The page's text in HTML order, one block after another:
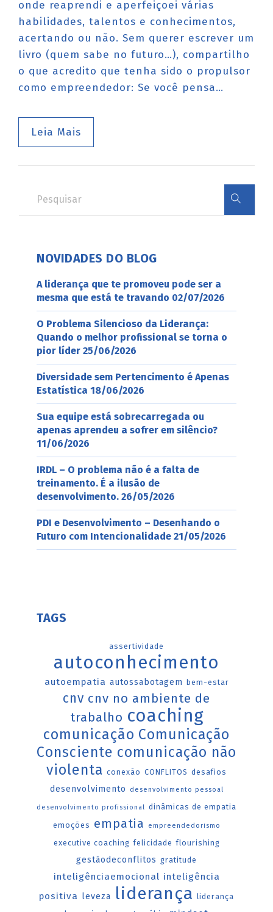
onde reaprendi e aperfeiçoei várias
habilidades, talentos e conhecimentos,
acertando ou não. Sem querer escrever um
livro (quem sabe no futuro…), compartilho
o que acredito que tenha sido o propulsor
como empreendedor: Se você pensa…
Leia Mais
NOVIDADES DO BLOG
A liderança que te promoveu pode ser a
mesma que está te travando 02/07/2026
O Problema Silencioso da Liderança:
Quando o melhor profissional se torna o
pior líder 25/06/2026
Diversidade sem Pertencimento é Apenas
Estatística 18/06/2026
Sua equipe está sobrecarregada ou
apenas aprendeu a sofrer em silêncio?
11/06/2026
IRDL – O problema não é a falta de
treinamento. É a ilusão de
desenvolvimento. 26/05/2026
PDI e Desenvolvimento – Desenhando o
Futuro com Intencionalidade 21/05/2026
TAGS
assertividade
autoconhecimento
autoempatia autossabotagem bem-estar
cnv cnv no ambiente de
trabalho coaching
comunicação Comunicação
Consciente comunicação não
violenta conexão CONFLITOS desafios
desenvolvimento desenvolvimento pessoal
desenvolvimento profissional
dinâmicas de empatia
emoções empatia empreendedorismo
executive coaching felicidade flourishing
gestãodeconflitos gratitude
inteligênciaemocional inteligência
positiva leveza liderança liderança